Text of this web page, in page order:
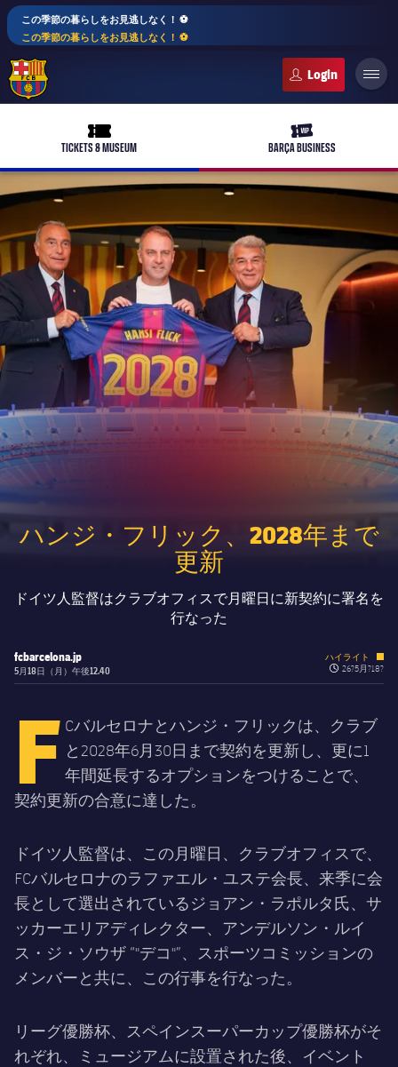
この季節の暮らしをお見逃しなく！ ⚽️
この季節の暮らしをお見逃しなく！ ⚽️
ticket-full
TICKETS & MUSEUM
ticket-vip
BARÇA BUSINESS
plusicon
label.aria.plus
バルサアカデミー
plusicon
label.aria.plus
10年毎
会長
監督
plusicon
label.aria.plus
Facilities
PLUSICON
LABEL.ARIA.PLUS
トップチーム
女子サッカー
plusicon
label.aria.plus
スケジュール
チケット
バルサAtlètic
plusicon
label.aria.plus
スケジュール
PLUSICON
LABEL.ARIA.PLUS
結果
順位表
PLUSICON
LABEL.ARIA.PLUS
スケジュール
チケット
順位表
トップチーム
plusicon
label.aria.plus
チケット
結果
PLUSICON
LABEL.ARIA.PLUS
トップチーム
plusicon
label.aria.plus
スケジュール
チケット
結果
順位表
ハンジ・フリック、2028年まで
更新
ドイツ人監督はクラブオフィスで月曜日に新契約に署名を
行なった
fcbarcelona.jp
5月18日（月）午後12.40
ハイライト
26?5月?18?
F Cバルセロナとハンジ・フリックは、クラブ
と2028年6月30日まで契約を更新し、更に1
年間延長するオプションをつけることで、
契約更新の合意に達した。
ドイツ人監督は、この月曜日、クラブオフィスで、
FCバルセロナのラファエル・ユステ会長、来季に会
長として選出されているジョアン・ラポルタ氏、サ
ッカーエリアディレクター、アンデルソン・ルイ
ス・ジ・ソウザ “"デコ"”、スポーツコミッションの
メンバーと共に、この行事を行なった。
リーグ優勝杯、スペインスーパーカップ優勝杯がそ
れぞれ、ミュージアムに設置された後、イベント